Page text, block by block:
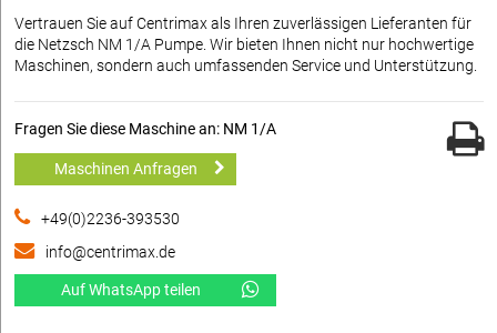
Vertrauen Sie auf Centrimax als Ihren zuverlässigen Lieferanten für
die Netzsch NM 1/A Pumpe. Wir bieten Ihnen nicht nur hochwertige
Maschinen, sondern auch umfassenden Service und Unterstützung.
Fragen Sie diese Maschine an: NM 1/A
Maschinen Anfragen
+49(0)2236-393530
info@centrimax.de
Auf WhatsApp teilen